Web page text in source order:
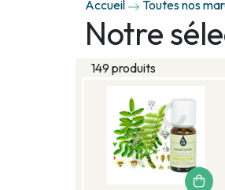
Accueil Toutes nos
Notre
149 produits